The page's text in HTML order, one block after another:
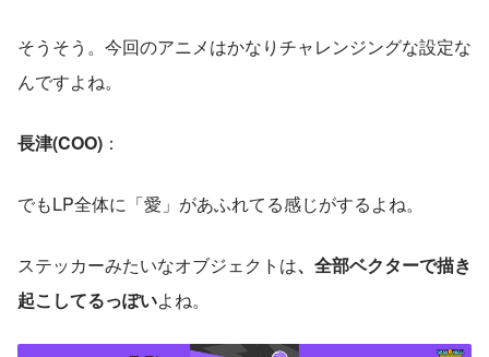
そうそう。今回のアニメはかなりチャレンジングな設定な
んですよね。
長津(COO) ：
でもLP全体に「愛」があふれてる感じがするよね。
ステッカーみたいなオブジェクトは、全部ベクターで描き
起こしてるっぽいよね。